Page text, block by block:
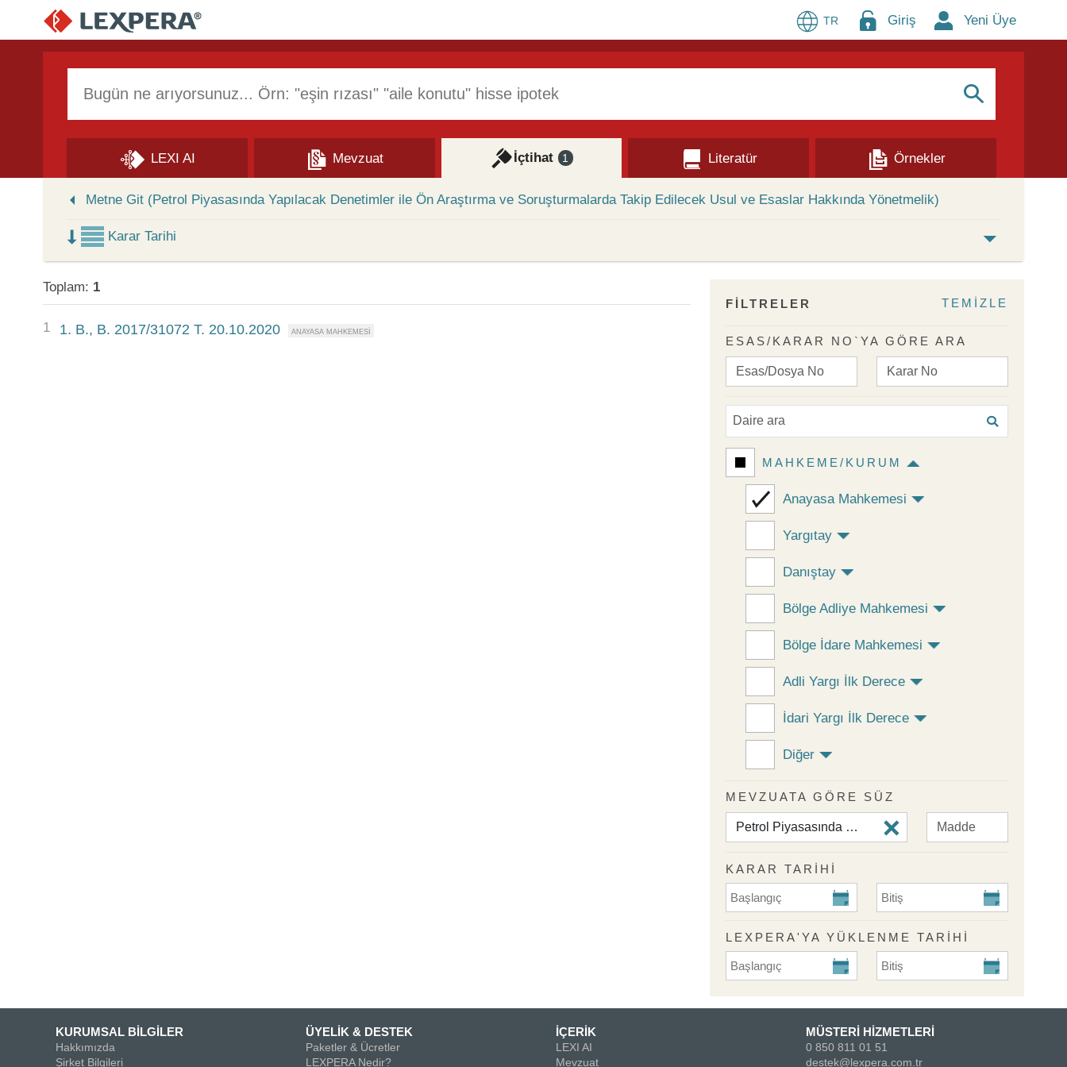
TR Giriş Yeni Üye
S
LEXI AI Mevzuat İçtihat 1 Literatür
Örnekler
Metne Git (Petrol Piyasasında Yapılacak Denetimler ile Ön Araştırma ve Soruşturmalarda Takip Edilecek Usul ve Esaslar Hakkında Yönetmelik)
Karar Tarihi
Toplam: 1
1 1. B., B. 2017/31072 T. 20.10.2020
FİLTRELER TEMİZLE
ESAS/KARAR NO`YA GÖRE ARA
MAHKEME/KURUM
Anayasa Mahkemesi
Yargıtay
Danıştay
Bölge Adliye Mahkemesi
Bölge İdare Mahkemesi
Adli Yargı İlk Derece
İdari Yargı İlk Derece
Diğer
MEVZUATA GÖRE SÜZ
KARAR TARİHİ
KARAR TARİHİ Başlangıç KARAR TARİHİ Bitiş
LEXPERA'YA YÜKLENME TARIHI
Lexpera'ya Yüklenme Tarihi BaşlangıçLexpera'ya Yüklenme Tarihi
KURUMSAL BİLGİLER
Hakkımızda
Şirket Bilgileri
ÜYELİK & DESTEK
Paketler & Ücretler
LEXPERA Nedir?
İÇERİK
LEXI AI
Mevzuat
MÜSTERİ HİZMETLERİ
0 850 811 01 51
destek@lexpera.com.tr